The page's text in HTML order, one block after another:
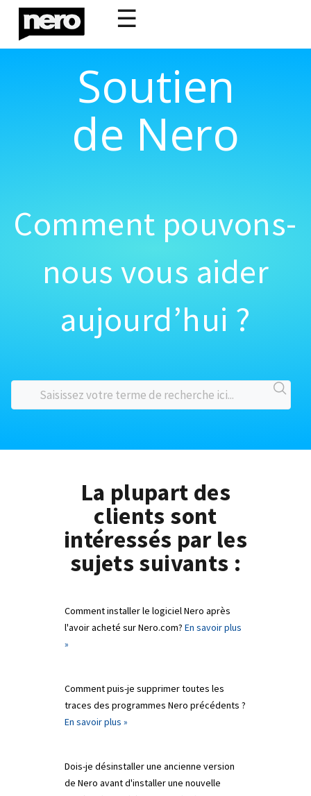
☰
Soutien
de Nero
Comment pouvons-
nous vous aider
aujourd’hui ?
La plupart des
clients sont
intéressés par les
sujets suivants :
Comment installer le logiciel Nero après
l'avoir acheté sur Nero.com? En savoir plus
»
Comment puis-je supprimer toutes les
traces des programmes Nero précédents ?
En savoir plus »
Dois-je désinstaller une ancienne version
de Nero avant d'installer une nouvelle